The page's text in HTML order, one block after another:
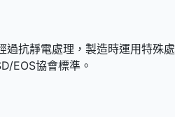
過抗靜電處理，製造時運用特殊處
EOS協會標準。